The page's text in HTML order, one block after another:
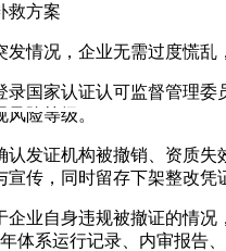
救方案
情况，企业无需过度慌
国家认证认可监督管理
险等级。
发证机构被撤销、资质
传，同时留存下架整改凭
企业自身违规被撤证的情况
体系运行记录、内审报告